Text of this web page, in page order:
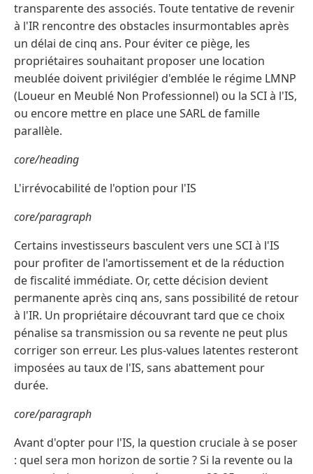
transparente des associés. Toute tentative de revenir
à l'IR rencontre des obstacles insurmontables après
un délai de cinq ans. Pour éviter ce piège, les
propriétaires souhaitant proposer une location
meublée doivent privilégier d'emblée le régime LMNP
(Loueur en Meublé Non Professionnel) ou la SCI à l'IS,
ou encore mettre en place une SARL de famille
parallèle.
core/heading
L'irrévocabilité de l'option pour l'IS
core/paragraph
Certains investisseurs basculent vers une SCI à l'IS
pour profiter de l'amortissement et de la réduction
de fiscalité immédiate. Or, cette décision devient
permanente après cinq ans, sans possibilité de retour
à l'IR. Un propriétaire découvrant tard que ce choix
pénalise sa transmission ou sa revente ne peut plus
corriger son erreur. Les plus-values latentes resteront
imposées au taux de l'IS, sans abattement pour
durée.
core/paragraph
Avant d'opter pour l'IS, la question cruciale à se poser
: quel sera mon horizon de sortie ? Si la revente ou la